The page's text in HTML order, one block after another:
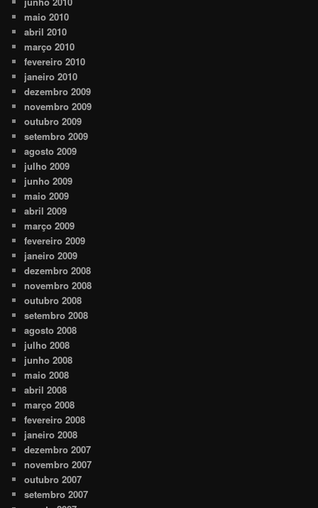
maio 2010
abril 2010
março 2010
fevereiro 2010
janeiro 2010
dezembro 2009
novembro 2009
outubro 2009
setembro 2009
agosto 2009
julho 2009
junho 2009
maio 2009
abril 2009
março 2009
fevereiro 2009
janeiro 2009
dezembro 2008
novembro 2008
outubro 2008
setembro 2008
agosto 2008
julho 2008
junho 2008
maio 2008
abril 2008
março 2008
fevereiro 2008
janeiro 2008
dezembro 2007
novembro 2007
outubro 2007
setembro 2007